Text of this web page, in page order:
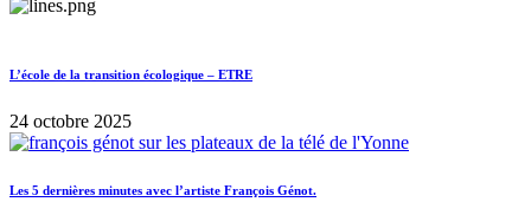
L’école de la transition écologique – ETRE
24 octobre 2025
Les 5 dernières minutes avec l’artiste François Génot.